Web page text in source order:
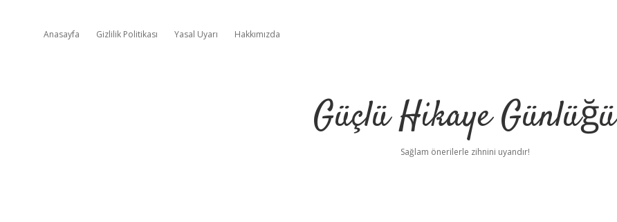
Anasayfa Gizlilik Politikası Yasal Uyarı Hakkımızda
Güçlü Hikaye Günlüğü
Sağlam önerilerle zihnini uyandır!